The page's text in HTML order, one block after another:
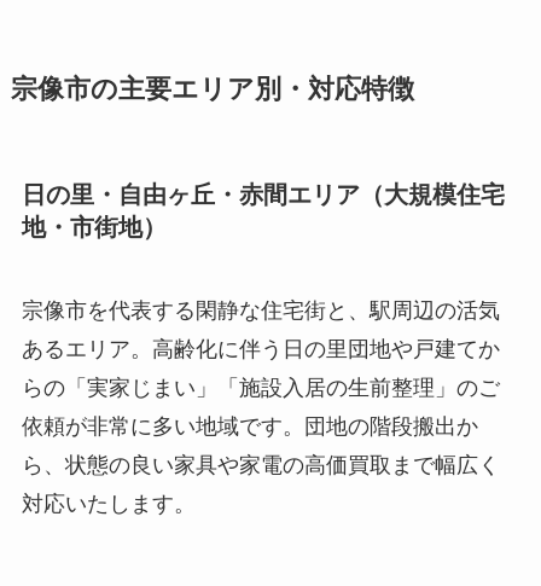
宗像市の主要エリア別・対応特徴
日の里・自由ヶ丘・赤間エリア（大規模住宅
地・市街地）
宗像市を代表する閑静な住宅街と、駅周辺の活気
あるエリア。高齢化に伴う日の里団地や戸建てか
らの「実家じまい」「施設入居の生前整理」のご
依頼が非常に多い地域です。団地の階段搬出か
ら、状態の良い家具や家電の高価買取まで幅広く
対応いたします。